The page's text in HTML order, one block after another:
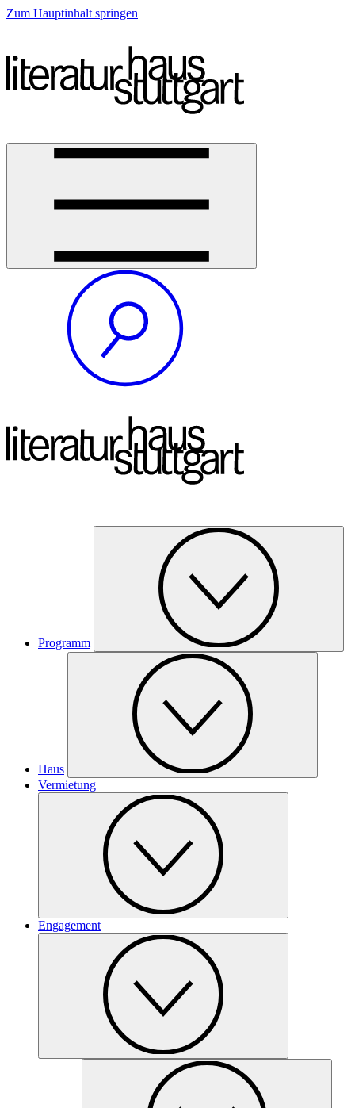
Zum Hauptinhalt springen
Programm
Haus
Vermietung
Engagement